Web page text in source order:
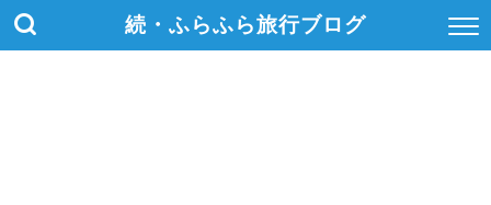
続・ふらふら旅行ブログ